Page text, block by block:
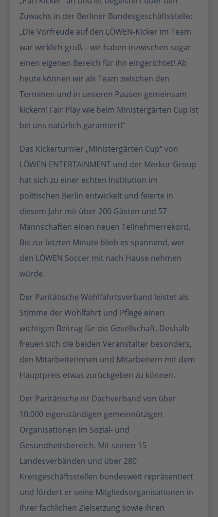
Zuwachs in der Berliner Bundesgeschäftsstelle:
„Die Vorfreude auf den LÖWEN-Kicker im Team
war wirklich groß – wir haben inzwischen sogar
einen eigenen Bereich für ihn eingerichtet! Ab
heute können wir als Team zwischen den
Terminen und in unseren Pausen gemeinsam
kickern! Fair Play wie beim Ministergärten Cup ist
bei uns natürlich garantiert!“
Das Kickerturnier „Ministergärten Cup“ von
LÖWEN ENTERTAINMENT und der Merkur Group
hat sich zu einer echten Institution im
politischen Berlin entwickelt und feierte in
diesem Jahr mit über 200 Gästen und 57
Mannschaften einen neuen Teilnehmerrekord.
Bis zur letzten Minute blieb es spannend, wer
den LÖWEN Soccer mit nach Hause nehmen
würde.
Der Paritätische Wohlfahrtsverband leistet als
Stimme der Wohlfahrt und Pflege einen
wichtigen Beitrag für die Gesellschaft. Deshalb
freuen sich die beiden Veranstalter besonders,
den Mitarbeiterinnen und Mitarbeitern mit dem
Hauptpreis etwas zurückgeben zu können.
Der Paritätische ist Dachverband von über
10.000 eigenständigen gemeinnützigen
Organisationen im Sozial- und
Gesundheitsbereich. Mit seinen 15
Landesverbänden und über 280
Kreisgeschäftsstellen bundesweit repräsentiert
und fördert er seine Mitgliedsorganisationen in
ihrer fachlichen Zielsetzung sowie ihren